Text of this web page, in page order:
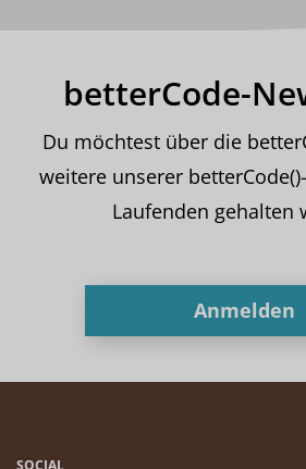
betterCode-
Du möchtest über die
weitere unserer
Laufenden gehalten
Anmelden
SOCIAL